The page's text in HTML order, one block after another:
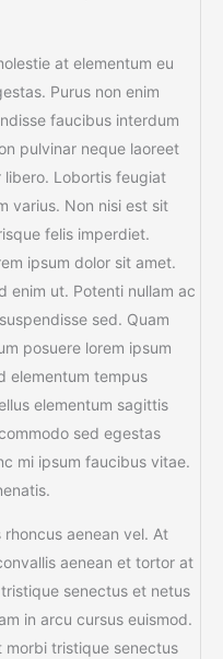
at elementum eu
Purus non enim
faucibus interdum
pulvinar neque laoreet
libero. Lobortis feugiat
varius. Non nisi est sit
felis imperdiet.
ipsum dolor sit amet.
enim ut. Potenti nullam ac
sed. Quam
posuere lorem ipsum
elementum tempus
elementum sagittis
sed egestas
mi ipsum faucibus vitae.
aenean vel. At
aenean et tortor at
senectus et netus
in arcu cursus euismod.
morbi tristique senectus